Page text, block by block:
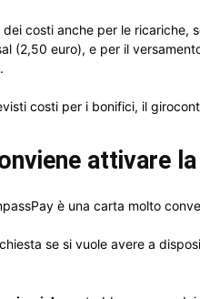
dei costi anche per le ricariche,
(2,50 euro), e per il
costi per i bonifici, il
attivare
è una carta molto
se si vuole avere a